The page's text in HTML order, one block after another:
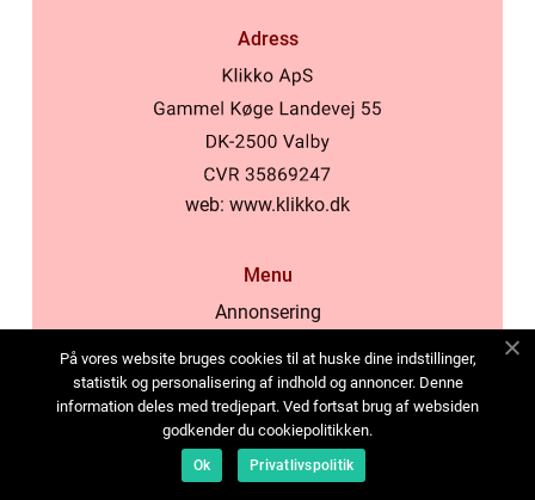
Adress
web: www.klikko.dk
Menu
Annonsering
Cookies
Kontakta oss
Sitemap
På vores website bruges cookies til at huske dine indstillinger,
statistik og personalisering af indhold og annoncer. Denne
information deles med tredjepart. Ved fortsat brug af websiden
godkender du cookiepolitikken.
Ok Privatlivspolitik